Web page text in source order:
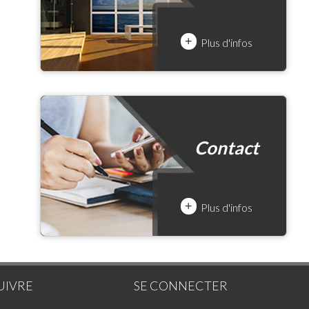
Plus d'infos
+
Contact
Plus d'infos
+
SE CONNECTER